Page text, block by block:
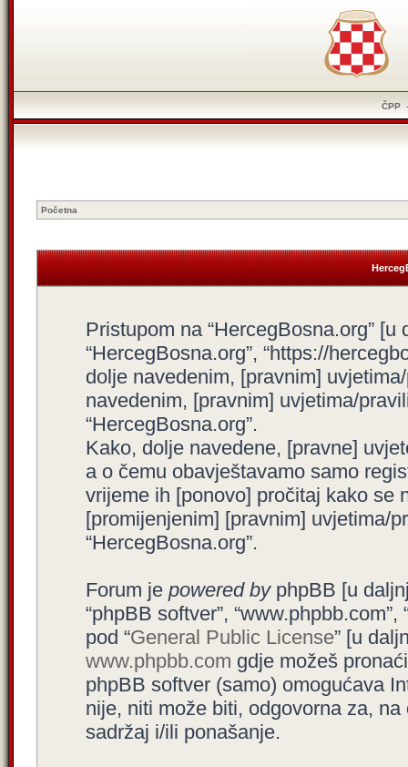
ČPP
Početna
Pristupom na “HercegBosna.org” [u
“HercegBosna.org”, “https://
dolje navedenim, [pravnim]
navedenim, [pravnim] uvjetima/
“HercegBosna.org”.
Kako, dolje navedene, [pravne]
a o čemu obavještavamo samo
vrijeme ih [ponovo] pročitaj kako se
[promijenjenim] [pravnim] uvjetima/
“HercegBosna.org”.
Forum je powered byphpBB [u
“phpBB softver”,
pod “General Public License” [u
www.phpbb.com gdje možeš
phpBB softver (samo) omogućava
nije, niti može biti, odgovorna za,
sadržaj i/ili ponašanje.